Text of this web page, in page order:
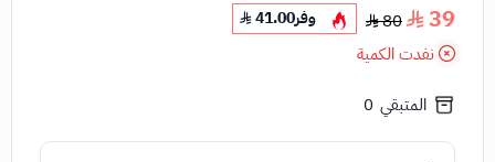
39
80 وفر41.00
نفدت الكمية
المتبقي 0